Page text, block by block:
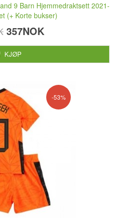
9 Barn Hjemmedraktsett 2021-
(+ Korte bukser)
357NOK
KJØP
-53%